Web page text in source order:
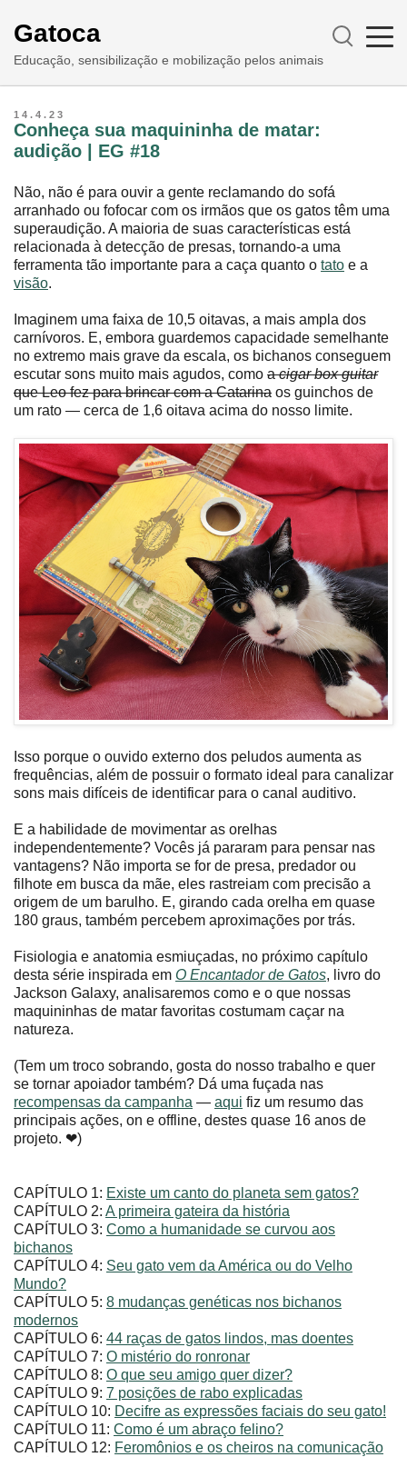
Gatoca
Educação, sensibilização e mobilização pelos animais
14.4.23
Conheça sua maquininha de matar:
audição | EG #18
Não, não é para ouvir a gente reclamando do sofá
arranhado ou fofocar com os irmãos que os gatos têm uma
superaudição. A maioria de suas características está
relacionada à detecção de presas, tornando-a uma
ferramenta tão importante para a caça quanto o tato e a
visão.
Imaginem uma faixa de 10,5 oitavas, a mais ampla dos
carnívoros. E, embora guardemos capacidade semelhante
no extremo mais grave da escala, os bichanos conseguem
escutar sons muito mais agudos, como acigar box guitar
que Leo fez para brincar com a Catarina os guinchos de
um rato — cerca de 1,6 oitava acima do nosso limite.
Isso porque o ouvido externo dos peludos aumenta as
frequências, além de possuir o formato ideal para canalizar
sons mais difíceis de identificar para o canal auditivo.
E a habilidade de movimentar as orelhas
independentemente? Vocês já pararam para pensar nas
vantagens? Não importa se for de presa, predador ou
filhote em busca da mãe, eles rastreiam com precisão a
origem de um barulho. E, girando cada orelha em quase
180 graus, também percebem aproximações por trás.
Fisiologia e anatomia esmiuçadas, no próximo capítulo
desta série inspirada em O Encantador de Gatos, livro do
Jackson Galaxy, analisaremos como e o que nossas
maquininhas de matar favoritas costumam caçar na
natureza.
(Tem um troco sobrando, gosta do nosso trabalho e quer
se tornar apoiador também? Dá uma fuçada nas
recompensas da campanha — aqui fiz um resumo das
principais ações, on e offline, destes quase 16 anos de
projeto. ❤)
CAPÍTULO 1: Existe um canto do planeta sem gatos?
CAPÍTULO 2: A primeira gateira da história
CAPÍTULO 3: Como a humanidade se curvou aos
bichanos
CAPÍTULO 4: Seu gato vem da América ou do Velho
Mundo?
CAPÍTULO 5: 8 mudanças genéticas nos bichanos
modernos
CAPÍTULO 6: 44 raças de gatos lindos, mas doentes
CAPÍTULO 7: O mistério do ronronar
CAPÍTULO 8: O que seu amigo quer dizer?
CAPÍTULO 9: 7 posições de rabo explicadas
CAPÍTULO 10: Decifre as expressões faciais do seu gato!
CAPÍTULO 11: Como é um abraço felino?
CAPÍTULO 12: Feromônios e os cheiros na comunicação